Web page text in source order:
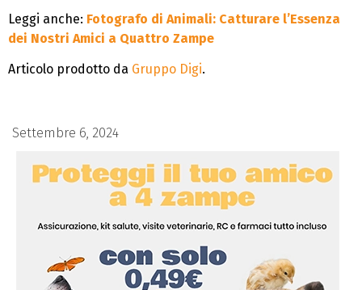
Leggi anche: Fotografo di Animali: Catturare l’Essenza
dei Nostri Amici a Quattro Zampe
Articolo prodotto da Gruppo Digi.
Settembre 6, 2024